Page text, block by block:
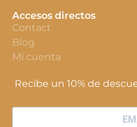
Accesos directos
Contact
Blog
Mi cuenta
Recibe un 10% de